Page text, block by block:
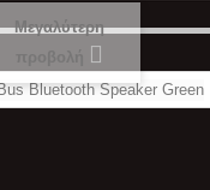
Μεγαλύτερη